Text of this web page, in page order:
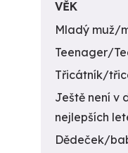
VĚK
Mladý muž/
Teenager/
Třicátník/
Ještě není v
nejlepších
Dědeček/